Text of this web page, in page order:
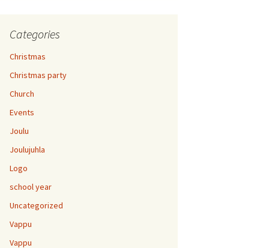
Categories
Christmas
Christmas party
Church
Events
Joulu
Joulujuhla
Logo
school year
Uncategorized
Vappu
Vappu